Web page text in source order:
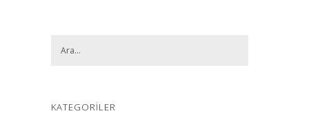
KATEGORILER